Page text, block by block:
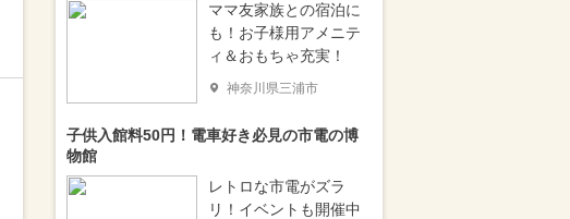
ママ友家族との宿泊に
も！お子様用アメニテ
ィ＆おもちゃ充実！
神奈川県三浦市
子供入館料50円！電車好き必見の市電の博
物館
レトロな市電がズラ
リ！イベントも開催中